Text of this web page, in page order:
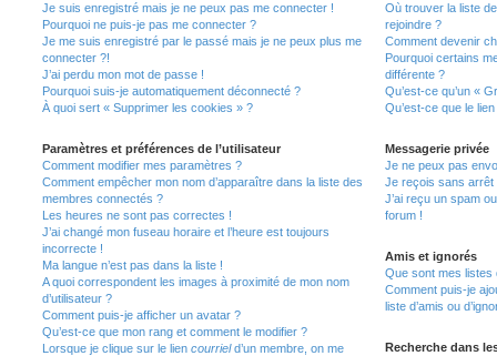
Je suis enregistré mais je ne peux pas me connecter !
Pourquoi ne puis-je pas me connecter ?
Je me suis enregistré par le passé mais je ne peux plus me
connecter ?!
J’ai perdu mon mot de passe !
Pourquoi suis-je automatiquement déconnecté ?
À quoi sert « Supprimer les cookies » ?
Paramètres et préférences de l’utilisateur
Comment modifier mes paramètres ?
Comment empêcher mon nom d’apparaître dans la liste des
membres connectés ?
Les heures ne sont pas correctes !
J’ai changé mon fuseau horaire et l’heure est toujours
incorrecte !
Ma langue n’est pas dans la liste !
A quoi correspondent les images à proximité de mon nom
d’utilisateur ?
Comment puis-je afficher un avatar ?
Qu’est-ce que mon rang et comment le modifier ?
Lorsque je clique sur le lien courrield’un membre, on me
Où trouver la liste
rejoindre ?
Comment devenir
Pourquoi certains
différente ?
Qu’est-ce qu’un «
Qu’est-ce que le
Messagerie privée
Je ne peux pas
Je reçois sans arrêt
J’ai reçu un spam
forum !
Amis et ignorés
Que sont mes listes
Comment puis-je
liste d’amis ou
Recherche dans